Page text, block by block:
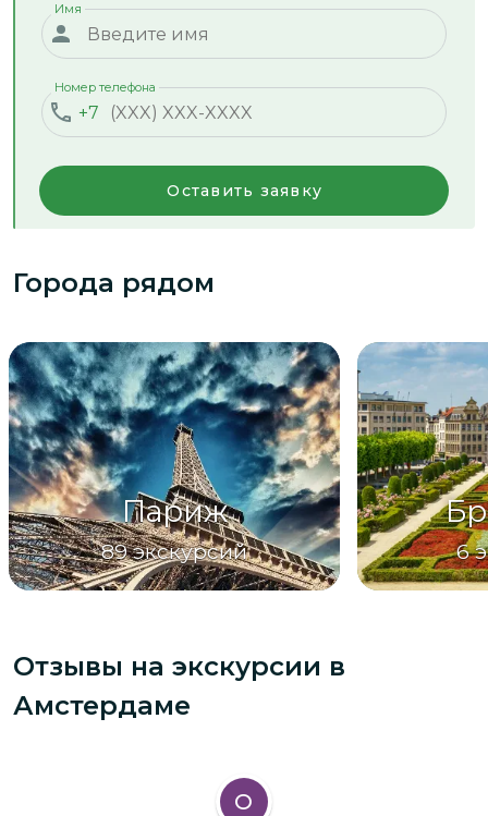
Имя
+7
Номер телефона
Оставить заявку
Города рядом
Париж
89 экскурсий 6
Отзывы на экскурсии в
Амстердаме
О